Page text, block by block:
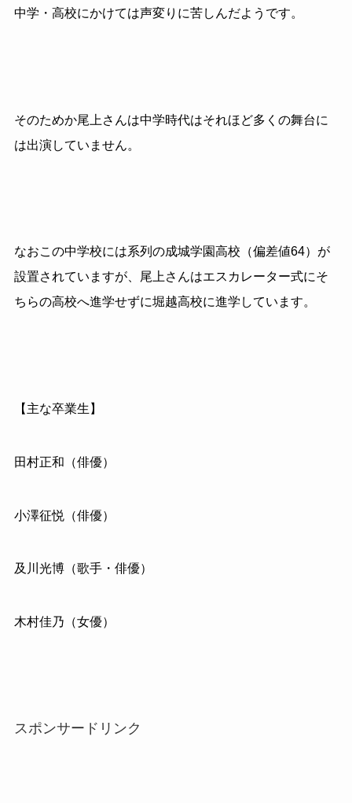
中学・高校にかけては声変りに苦しんだようです。
そのためか尾上さんは中学時代はそれほど多くの舞台に
は出演していません。
なおこの中学校には系列の成城学園高校（偏差値64）が
設置されていますが、尾上さんはエスカレーター式にそ
ちらの高校へ進学せずに堀越高校に進学しています。
【主な卒業生】
田村正和（俳優）
小澤征悦（俳優）
及川光博（歌手・俳優）
木村佳乃（女優）
スポンサードリンク